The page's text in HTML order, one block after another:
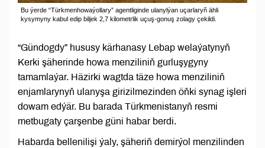
Bu ýerde “Türkmenhowaýollary” agentliginde ulanylýan uçarlaryň ähli
kysymyny kabul edip biljek 2,7 kilometrlik uçuş-gonuş zolagy çekildi.
“Gündogdy” hususy kärhanasy Lebap welaýatynyň
Kerki şäherinde howa menziliniň gurluşygyny
tamamlaýar. Häzirki wagtda täze howa menziliniň
enjamlarynyň ulanyşa girizilmezinden öňki synag işleri
dowam edýär. Bu barada Türkmenistanyň resmi
metbugaty çarşenbe güni habar berdi.
Habarda bellenilişi ýaly, şäheriň demirýol menzilinden